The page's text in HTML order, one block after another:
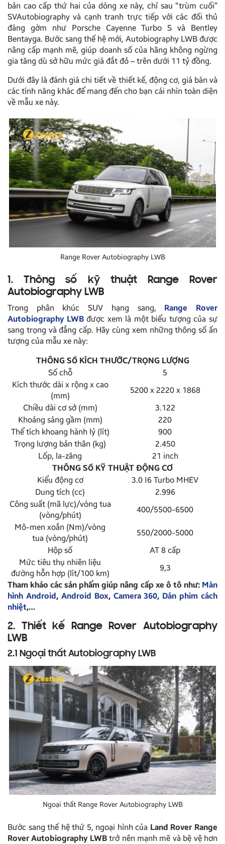
bản cao cấp thứ hai của dòng xe này, chỉ sau “trùm cuối”
SVAutobiography và cạnh tranh trực tiếp với các đối thủ
đáng gờm như Porsche Cayenne Turbo S và Bentley
Bentayga. Bước sang thế hệ mới, Autobiography LWB được
nâng cấp mạnh mẽ, giúp doanh số của hãng không ngừng
gia tăng dù sở hữu mức giá đắt đỏ – trên dưới 11 tỷ đồng.
Dưới đây là đánh giá chi tiết về thiết kế, động cơ, giá bán và
các tính năng khác để mang đến cho bạn cái nhìn toàn diện
về mẫu xe này.
Range Rover Autobiography LWB
1. Thông số kỹ thuật Range Rover
Autobiography LWB
Trong phân khúc SUV hạng sang, Range Rover
Autobiography LWBđược xem là một biểu tượng của sự
sang trọng và đẳng cấp. Hãy cùng xem những thông số ấn
tượng của mẫu xe này:
THÔNG SỐ KÍCH THƯỚC/TRỌNG LƯỢNG
Số chỗ
5
Kích thước dài x rộng x cao
(mm)
5200 x 2220 x 1868
Chiều dài cơ sở (mm)
3.122
Khoảng sáng gầm (mm)
220
Thể tích khoang hành lý (lít)
900
Trọng lượng bản thân (kg)
2.450
Lốp, la-zăng
21 inch
THÔNG SỐ KỸ THUẬT ĐỘNG CƠ
Kiểu động cơ
3.0 I6 Turbo MHEV
Dung tích (cc)
2.996
Công suất (mã lực)/vòng tua
(vòng/phút)
400/5500-6500
Mô-men xoắn (Nm)/vòng
tua (vòng/phút)
550/2000-5000
Hộp số
AT 8 cấp
Mức tiêu thụ nhiên liệu
đường hỗn hợp (lít/100 km)
9,3
Tham khảo các sản phẩm giúp nâng cấp xe ô tô như: Màn
hình Android, Android Box, Camera 360, Dán phim cách
nhiệt,…
2. Thiết kế Range Rover Autobiography
LWB
2.1 Ngoại thất Autobiography LWB
Ngoại thất Range Rover Autobiography LWB
Bước sang thế hệ thứ 5, ngoại hình của Land Rover Range
Rover Autobiography LWBtrở nên mạnh mẽ và bệ vệ hơn